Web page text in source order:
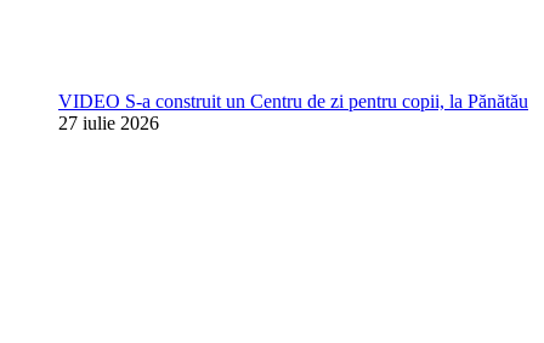
VIDEO S-a construit un Centru de zi pentru copii, la Pănătău
27 iulie 2026